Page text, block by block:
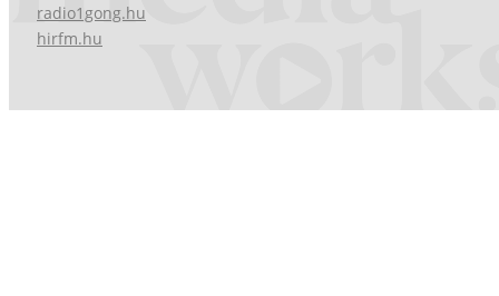
radio1gong.hu
hirfm.hu